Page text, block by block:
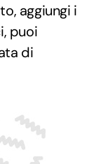
aggiungi i
puoi
di